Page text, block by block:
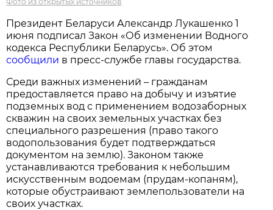
Президент Беларуси Александр Лукашенко 1
июня подписал Закон «Об изменении Водного
кодекса Республики Беларусь». Об этом
сообщили в пресс-службе главы государства.
Среди важных изменений – гражданам
предоставляется право на добычу и изъятие
подземных вод с применением водозаборных
скважин на своих земельных участках без
специального разрешения (право такого
водопользования будет подтверждаться
документом на землю). Законом также
устанавливаются требования к небольшим
искусственным водоемам (прудам-копаням),
которые обустраивают землепользователи на
своих участках.